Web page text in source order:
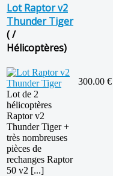
Lot Raptor v2
Thunder Tiger
( /
Hélicoptères)
Lot de 2
hélicoptères
Raptor v2
Thunder Tiger +
très nombreuses
pièces de
rechanges Raptor
50 v2 [...]
300.00 €